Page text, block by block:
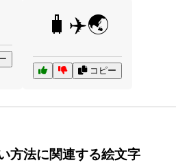
🧳✈️🌏
コピー
方法に関連する絵文字